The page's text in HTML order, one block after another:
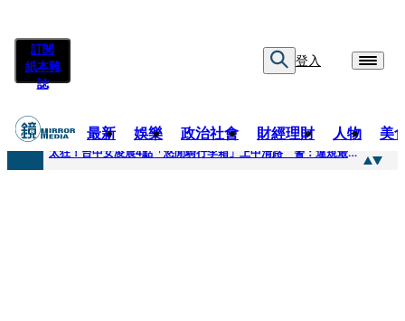
訂閱
紙本雜
誌
登入
最新 娛樂 政治社會 財經理財 人物 美
快訊
太狂！台中女凌晨4點「悠閒騎行李箱」上中清路 警：違規最高罰3600